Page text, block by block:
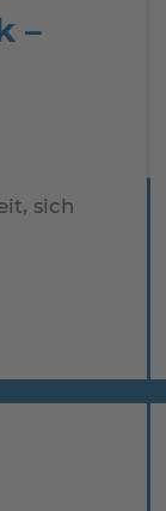
–
sich